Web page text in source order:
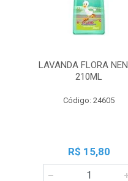
LAVANDA FLORA
210ML
Código: 24605
R$ 15,80